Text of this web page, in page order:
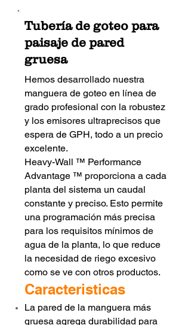
Tubería de goteo para
paisaje de pared
gruesa
Hemos desarrollado nuestra
manguera de goteo en línea de
grado profesional con la robustez
y los emisores ultraprecisos que
espera de GPH, todo a un precio
excelente.
Heavy-Wall ™ Performance
Advantage ™ proporciona a cada
planta del sistema un caudal
constante y preciso. Esto permite
una programación más precisa
para los requisitos mínimos de
agua de la planta, lo que reduce
la necesidad de riego excesivo
como se ve con otros productos.
Caracteristicas
La pared de la manguera más
gruesa agrega durabilidad para